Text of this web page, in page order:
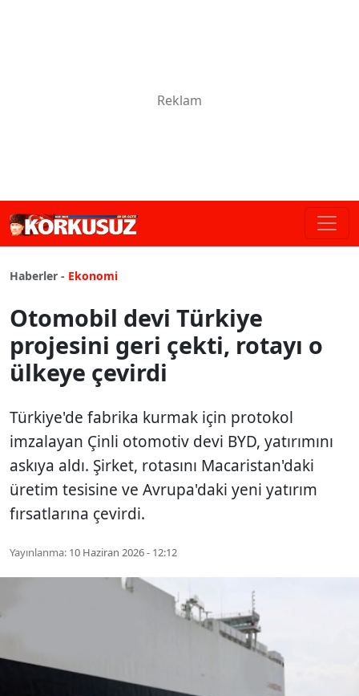
Haberler - Ekonomi
Otomobil devi Türkiye
projesini geri çekti, rotayı o
ülkeye çevirdi
Türkiye'de fabrika kurmak için protokol
imzalayan Çinli otomotiv devi BYD, yatırımını
askıya aldı. Şirket, rotasını Macaristan'daki
üretim tesisine ve Avrupa'daki yeni yatırım
fırsatlarına çevirdi.
Yayınlanma: 10 Haziran 2026 - 12:12